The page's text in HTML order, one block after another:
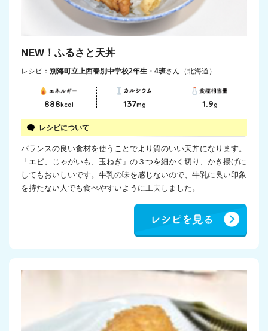
NEW！ふるさと天丼
レシピ： 別海町立上西春別中学校2年生・4班さん（北海道）
888kcal 137mg 1.9g
レシピについて
バランスの良い食材を使うことでより質のいい天丼になります。
「エビ、じゃがいも、玉ねぎ」の３つを細かく切り、かき揚げに
してもおいしいです。牛乳の味を感じないので、牛乳に良い印象
を持たない人でも食べやすいように工夫しました。